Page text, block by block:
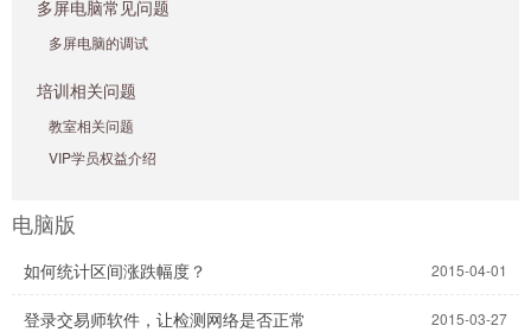
多屏电脑常见问题
多屏电脑的调试
培训相关问题
教室相关问题
VIP学员权益介绍
电脑版
如何统计区间涨跌幅度？ 2015-04-01
登录交易师软件，让检测网络是否正常 2015-03-27